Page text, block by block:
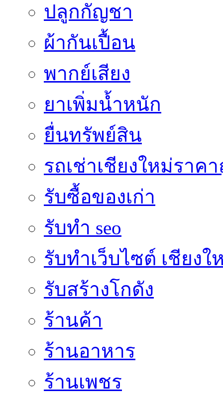
ปลูกกัญชา
ผ้ากันเปื้อน
พากย์เสียง
ยาเพิ่มน้ำหนัก
ยื่นทรัพย์สิน
รถเช่าเชียงใหม่ราค
รับซื้อของเก่า
รับทำ seo
รับทำเว็บไซต์ เชียงใ
รับสร้างโกดัง
ร้านค้า
ร้านอาหาร
ร้านเพชร